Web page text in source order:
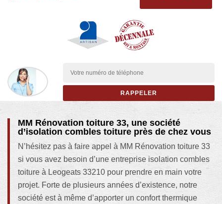
MM Rénovation toiture 33, une société
d’isolation combles toiture près de chez vous
N’hésitez pas à faire appel à MM Rénovation toiture 33
si vous avez besoin d’une entreprise isolation combles
toiture à Leogeats 33210 pour prendre en main votre
projet. Forte de plusieurs années d’existence, notre
société est à même d’apporter un confort thermique